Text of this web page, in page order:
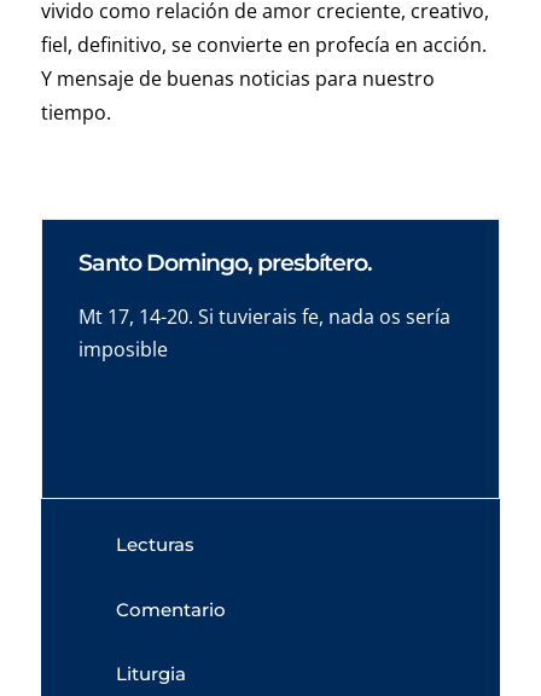
vivido como relación de amor creciente, creativo,
fiel, definitivo, se convierte en profecía en acción.
Y mensaje de buenas noticias para nuestro
tiempo.
Santo Domingo, presbítero.
Mt 17, 14-20. Si tuvierais fe, nada os sería
imposible
Lecturas
Comentario
Liturgia